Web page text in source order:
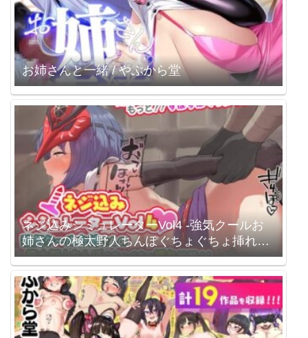
お姉さんと一緒 / やぶから堂
ネジ込みシミュレーターVol4 -強気クールお
姉さんの極太野人ちんぽぐちょぐちょ挿れ放
題!!-【性器拡張・ガチセックス】 / やぶから